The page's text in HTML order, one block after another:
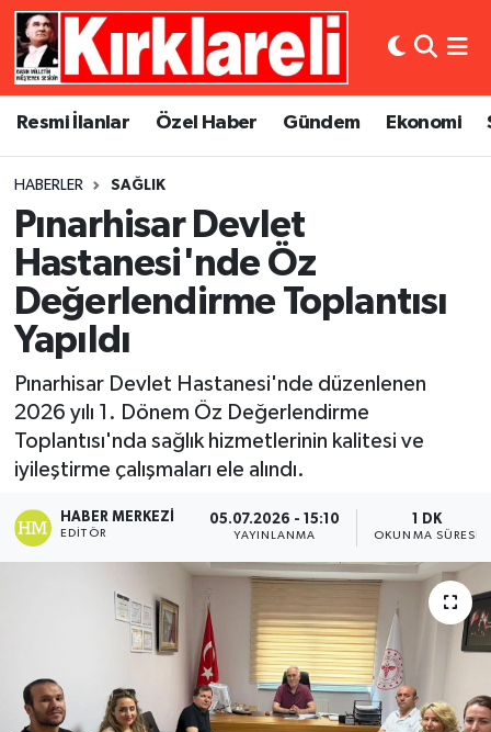
Resmi İlanlar Özel Haber Gündem Ekonomi
HABERLER SAĞLIK
Pınarhisar Devlet
Hastanesi'nde Öz
Değerlendirme Toplantısı
Yapıldı
Pınarhisar Devlet Hastanesi'nde düzenlenen
2026 yılı 1. Dönem Öz Değerlendirme
Toplantısı'nda sağlık hizmetlerinin kalitesi ve
iyileştirme çalışmaları ele alındı.
HABER MERKEZI
EDITÖR
05.07.2026 - 15:10
YAYINLANMA
1 DK
OKUNMA SÜRESI
Resmi İlanlar
Gündem
Ekonomi
Siyaset
Spor
Asayiş
Dünya
Eğitim
Kültür Sanat
Magazin
Medya
Sağlık
Künye
Gizlilik Sözleşmesi
Merkez Nöbetçi Eczaneler
Merkez Trafik Yoğunluk Haritası
Süper Lig Puan Durumu ve Fikstür
Tüm Manşetler
Son Dakika Haberleri
Haber Arşivi